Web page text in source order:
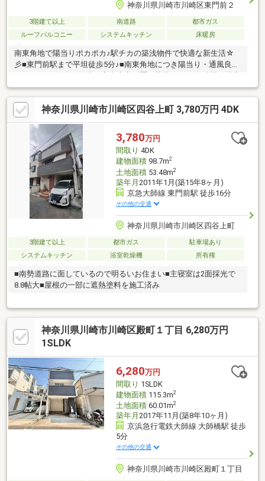
神奈川県川崎市川崎区東門前２
3階建て以上 南道路
都市ガス
ルーフバルコニー
システムキッチン 床暖房
南東角地で陽当りポカポカ♪駅チカの築浅物件で快適な新生活☆
彡■東門前駅まで平坦徒歩5分♪■南東角地につき陽当り・通風良好
乾燥機など充実の設備！■スーパーや小学校も近く子育て環境も
良好です♪☆お気軽に「スーモを見て」とお電話下さい♪お問い合
わせは⇒0120-776721まで
神奈川県川崎市川崎区四谷上町 3,780万円 4DK
3,780万円
間取り 4DK
建物面積98.7m2
土地面積53.48m2
築年月 2011年1月(築15年8ヶ月)
京急大師線 東門前駅 徒歩16分
その他の交通
神奈川県川崎市川崎区四谷上町
3階建て以上 都市ガス
駐車場あり
システムキッチン
浴室乾燥機 所有権
■南勢道路に面しているので明るいお住まい■主寝室は2面採光で
8.8帖大■屋根の一部に遮熱塗料を施工済み
神奈川県川崎市川崎区殿町１丁目 6,280万円
1SLDK
6,280万円
間取り 1SLDK
建物面積115.3m2
土地面積60.01m2
築年月 2017年11月(築8年10ヶ月)
京浜急行電鉄大師線 大師橋駅 徒歩
5分
その他の交通
神奈川県川崎市川崎区殿町１丁目